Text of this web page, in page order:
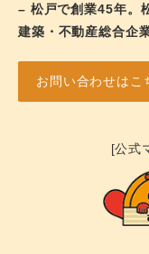
– 松戸で創業45年。
建築・不動産総合企
お問い合わせはこ
[公式